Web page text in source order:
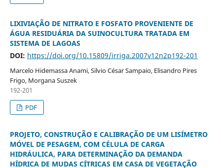
LIXIVIAÇÃO DE NITRATO E FOSFATO PROVENIENTE DE
ÁGUA RESIDUÁRIA DA SUINOCULTURA TRATADA EM
SISTEMA DE LAGOAS
DOI: https://doi.org/10.15809/irriga.2007v12n2p192-201
Marcelo Hidemassa Anami, Silvio César Sampaio, Elisandro Pires
Frigo, Morgana Suszek
192-201
PDF
PROJETO, CONSTRUÇÃO E CALIBRAÇÃO DE UM LISÍMETRO
MÓVEL DE PESAGEM, COM CÉLULA DE CARGA
HIDRÁULICA, PARA DETERMINAÇÃO DA DEMANDA
HÍDRICA DE MUDAS CÍTRICAS EM CASA DE VEGETAÇÃO